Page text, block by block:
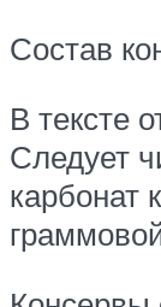
Состав
В тексте
Следует
карбонат